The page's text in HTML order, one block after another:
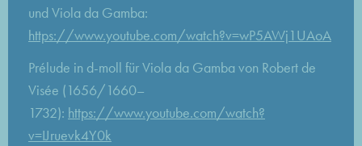
und Viola da Gamba:
https://www.youtube.com/watch?v=wP5AWj1UAoA
Prélude in d-moll für Viola da Gamba von Robert de
Visée (1656/1660–
1732): https://www.youtube.com/watch?
v=IJruevk4Y0k